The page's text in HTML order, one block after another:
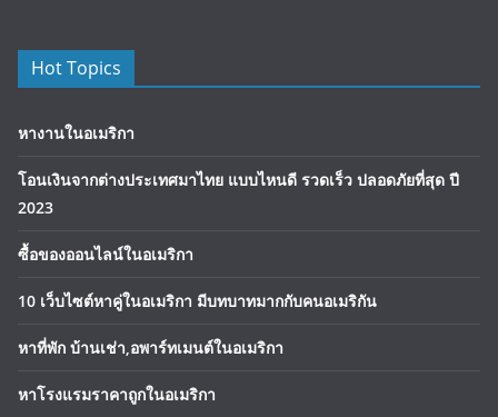
Hot Topics
หางานในอเมริกา
โอนเงินจากต่างประเทศมาไทย แบบไหนดี รวดเร็ว ปลอดภัยที่สุด ปี
2023
ซื้อของออนไลน์ในอเมริกา
10 เว็บไซต์หาคู่ในอเมริกา มีบทบาทมากกับคนอเมริกัน
หาที่พัก บ้านเช่า,อพาร์ทเมนต์ในอเมริกา
หาโรงแรมราคาถูกในอเมริกา